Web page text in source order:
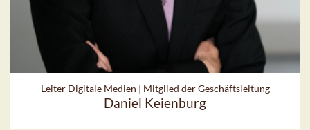
Leiter Digitale Medien | Mitglied der Geschäftsleitung
Daniel Keienburg